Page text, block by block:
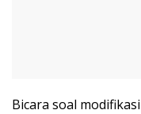
Bicara soal